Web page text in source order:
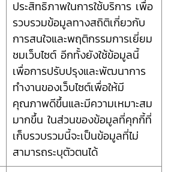
ประสิทธิภาพในการใช้บริการ เพื่อ
รวบรวมข้อมูลทางสถิติเกี่ยวกับ
การสนใจและพฤติกรรมการเยี่ยม
ชมเว็บไซต์ อีกทั้งยังใช้ข้อมูลนี้
เพื่อการปรับปรุงและพัฒนาการ
ทำงานของเว็บไซต์เพื่อให้มี
คุณภาพดีขึ้นและมีความเหมาะสม
มากขึ้น ในส่วนของข้อมูลที่คุกกี้ที่
เก็บรวบรวมนี้จะเป็นข้อมูลที่ไม่
สามารถระบุตัวตนได้